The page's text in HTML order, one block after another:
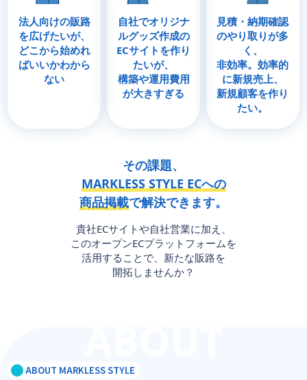
法人向けの販路
を広げたいが、
どこから始めれ
ばいいかわから
ない
自社でオリジナ
ルグッズ作成の
ECサイトを作り
たいが、
構築や運用費用
が大きすぎる
見積・納期確認
のやり取りが多
く、
非効率。効率的
に新規売上、
新規顧客を作り
たい。
その課題、
MARKLESS STYLE ECへの
商品掲載で解決できます。
貴社ECサイトや自社営業に加え、
このオープンECプラットフォームを
活用することで、新たな販路を
開拓しませんか？
ABOUT MARKLESS STYLE